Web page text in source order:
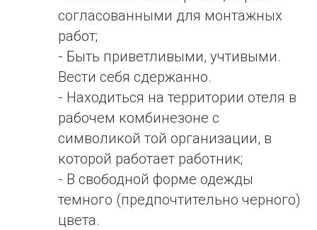
согласованными для монтажных
работ;
- Быть приветливыми, учтивыми.
Вести себя сдержанно.
- Находиться на территории отеля в
рабочем комбинезоне с
символикой той организации, в
которой работает работник;
- В свободной форме одежды
темного (предпочтительно черного)
цвета.